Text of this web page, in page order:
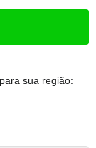
sua região: